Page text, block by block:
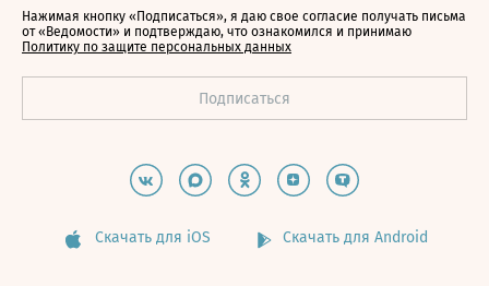
Нажимая кнопку «Подписаться», я даю свое согласие получать письма
от «Ведомости» и подтверждаю, что ознакомился и принимаю
Политику по защите персональных данных
Скачать для iOS Скачать для Android